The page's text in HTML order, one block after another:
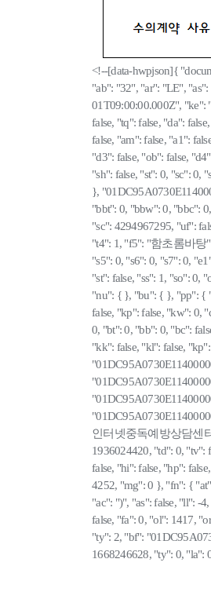
<!--[data-hwpjson]{
"ab": "32", "ar": "LE",
01T09:00:00.000Z", "ke":
false, "tq": false, "da":
false, "am": false, "a1":
"d3": false, "ob": false,
"sh": false, "st": 0, "sc": 0,
},
"bbt": 0, "bbw": 0, "bbc":
"sc": 4294967295, "uf":
"t4": 1, "f5": "함초롬바탕
"s5": 0, "s6": 0, "s7": 0,
"st": false, "ss": 1, "so": 0,
"nu": { }, "bu": { }, "pp": {
false, "kp": false, "kw": 0,
0, "bt": 0, "bb": 0, "bc":
"kk": false, "kl": false,
인터넷중독예방상담센
1936024420, "td": 0, "tv":
false, "hi": false, "hp":
4252, "mg": 0 }, "fn": {
"ac": ")", "as": false, "ll": -
false, "fa": 0, "ol": 1417,
"ty": 2, "bf":
1668246628, "ty": 0, "la":